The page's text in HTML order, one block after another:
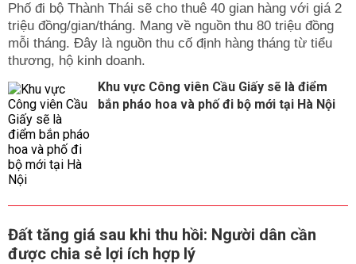
Phố đi bộ Thành Thái sẽ cho thuê 40 gian hàng với giá 2
triệu đồng/gian/tháng. Mang về nguồn thu 80 triệu đồng
mỗi tháng. Đây là nguồn thu cố định hàng tháng từ tiểu
thương, hộ kinh doanh.
Khu vực Công viên Cầu Giấy sẽ là điểm
bắn pháo hoa và phố đi bộ mới tại Hà Nội
Đất tăng giá sau khi thu hồi: Người dân cần
được chia sẻ lợi ích hợp lý